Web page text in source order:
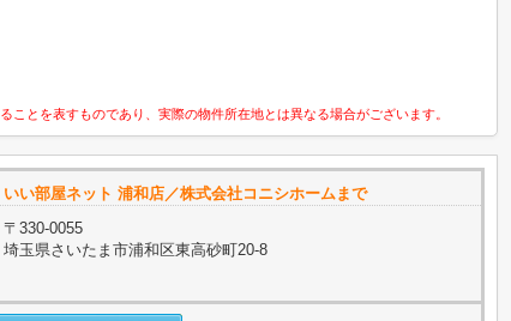
とを表すものであり、実際の物件所在地とは異なる場合がございます。
いい部屋ネット 浦和店／株式会社コニシホームまで
〒330-0055
埼玉県さいたま市浦和区東高砂町20-8